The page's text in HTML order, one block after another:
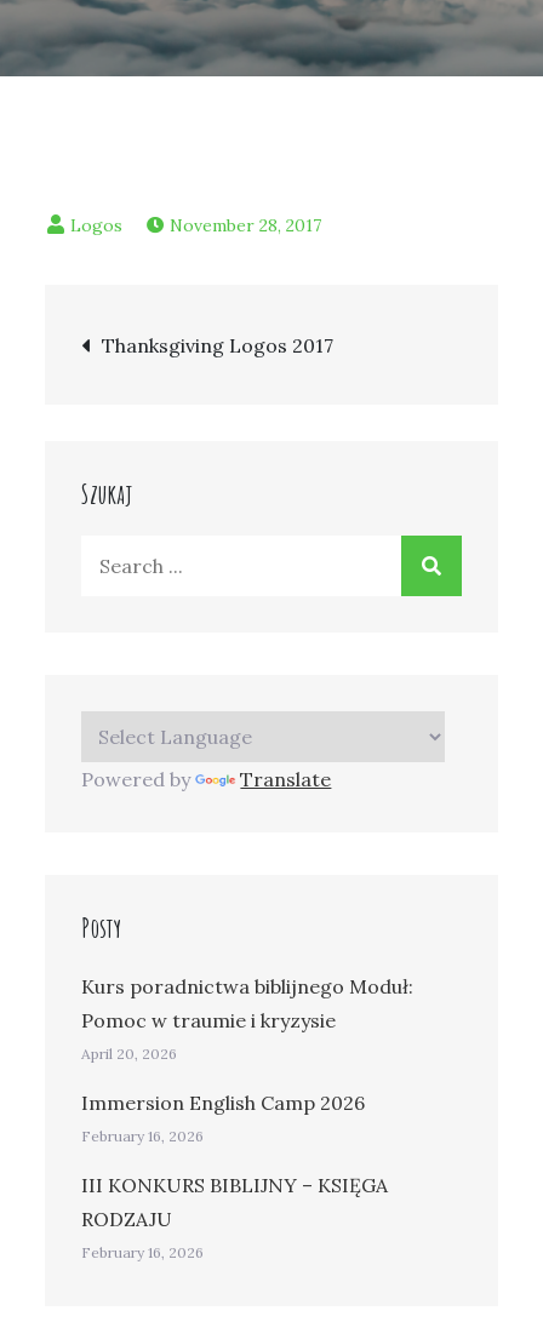
November 28, 2017
Post
Thanksgiving Logos 2017
Szukaj
Powered by Translate
Posty
Kurs poradnictwa biblijnego Moduł:
Pomoc w traumie i kryzysie
April 20, 2026
Immersion English Camp 2026
February 16, 2026
III KONKURS BIBLIJNY – KSIĘGA
RODZAJU
February 16, 2026